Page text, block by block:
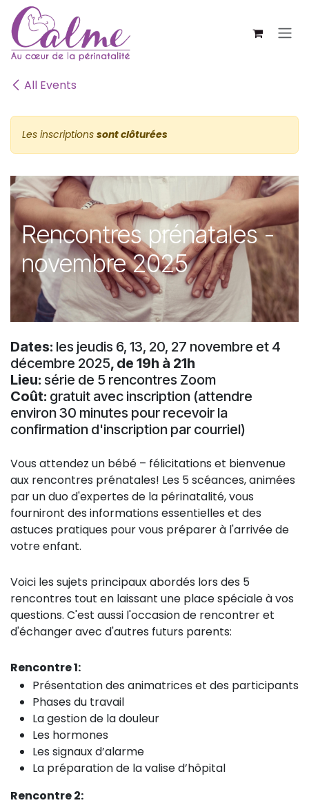
SE RENDRE AU CONTENU
All Events
Les inscriptions sont clôturées
Rencontres prénatales -
novembre 2025
Dates: les jeudis 6, 13, 20, 27 novembre et 4
décembre 2025, de 19h à 21h
Lieu: série de 5 rencontres Zoom
Coût: gratuit avec inscription (attendre
environ 30 minutes pour recevoir la
confirmation d'inscription par courriel)
Vous attendez un bébé – félicitations et bienvenue
aux rencontres prénatales! Les 5 scéances, animées
par un duo d'expertes de la périnatalité, vous
fourniront des informations essentielles et des
astuces pratiques pour vous préparer à l'arrivée de
votre enfant.
Voici les sujets principaux abordés lors des 5
rencontres tout en laissant une place spéciale à vos
questions. C'est aussi l'occasion de rencontrer et
d'échanger avec d'autres futurs parents:
Rencontre 1:
Présentation des animatrices et des participants
Phases du travail
La gestion de la douleur
Les hormones
Les signaux d’alarme
La préparation de la valise d’hôpital
Rencontre 2: